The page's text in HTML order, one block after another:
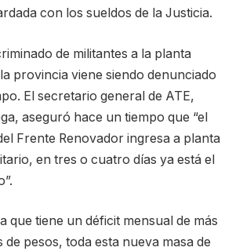
con los sueldos de la Justicia.
de militantes a la planta
provincia viene siendo denunciado
El secretario general de ATE,
aseguró hace un tiempo que “el
Frente Renovador ingresa a planta
en tres o cuatro días ya está el
que tiene un déficit mensual de más
de pesos, toda esta nueva masa de